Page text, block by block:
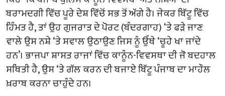
ਬਰਾਮਦਗੀ ਵਿੱਚ ਪੂਰੇ ਦੇਸ਼ ਵਿੱਚੋਂ ਸਭ ਤੋਂ ਅੱਗੇ ਹੈ। ਜੇਕਰ ਬਿੱਟੂ ਵਿੱਚ
ਹਿੰਮਤ ਹੈ, ਤਾਂ ਉਹ ਗੁਜਰਾਤ ਦੇ ਪੋਰਟ (ਬੰਦਰਗਾਹ) ‘ਤੇ ਫੜੇ ਜਾਣ
ਵਾਲੇ ਉਸ ਨਸ਼ੇ ‘ਤੇ ਸਵਾਲ ਉਠਾਉਣ ਜਿਸ ਨੂੰ ਉੱਥੇ ‘ਚੂਹੇ ਖਾ ਜਾਂਦੇ
ਹਨ’। ਭਾਜਪਾ ਸ਼ਾਸਤ ਰਾਜਾਂ ਵਿੱਚ ਕਾਨੂੰਨ-ਵਿਵਸਥਾ ਦੀ ਜੋ ਬਦਹਾਲ
ਸਥਿਤੀ ਹੈ, ਉਸ ‘ਤੇ ਗੱਲ ਕਰਨ ਦੀ ਬਜਾਏ ਬਿੱਟੂ ਪੰਜਾਬ ਦਾ ਮਾਹੌਲ
ਖ਼ਰਾਬ ਕਰਨਾ ਚਾਹੁੰਦੇ ਹਨ।